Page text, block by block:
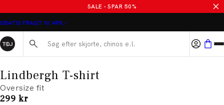
SALE - SPAR 50%
GRATIS FRAGT V/ 499,-
Søg her...
Lindbergh T-shirt
Oversize fit
I alt (inkl. rabat)
299 kr